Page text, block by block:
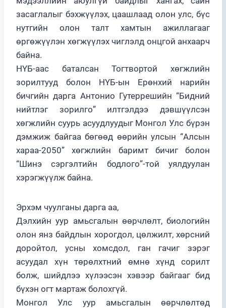
засаглалыг бэхжүүлэх, цаашлаад олон улс, бүс
нутгийн олон талт хамтын ажиллагааг
өргөжүүлэн хөгжүүлэх чиглэлд онцгой анхаарч
байна.
НҮБ-аас баталсан Тогтвортой хөгжлийн
зорилтууд болон НҮБ-ын Ерөнхий нарийн
бичгийн дарга Антонио Гутеррешийн “Бидний
нийтлэг зорилго” илтгэлдээ дэвшүүлсэн
хөгжлийн суурь асуудлуудыг Монгол Улс бүрэн
дэмжиж байгаа бөгөөд өөрийн улсын “Алсын
хараа-2050” хөгжлийн баримт бичиг болон
“Шинэ сэргэлтийн бодлого”-той уялдуулан
хэрэгжүүлж байна.
Эрхэм чуулганы дарга аа,
Дэлхийн уур амьсгалын өөрчлөлт, биологийн
олон янз байдлын хорогдол, цөлжилт, хөрсний
доройтол, усны хомсдол, ган гачиг зэрэг
асуудал хүн төрөлхтний өмнө хүнд сорилт
болж, шийдлээ хүлээсэн хэвээр байгааг бид
бүхэн огт мартаж болохгүй.
Монгол Улс уур амьсгалын өөрчлөлтөд